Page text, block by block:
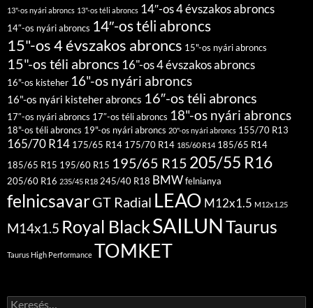
13"-os nyári abroncs 13"-os téli abroncs 14″-os 4 évszakos abroncs
14″-os nyári abroncs 14″-os téli abroncs
15"-os 4 évszakos abroncs 15"-os nyári abroncs
15"-os téli abroncs 16"-os 4 évszakos abroncs
16"-os kisteher 16"-os nyári abroncs
16"-os nyári kisteher abroncs 16″-os téli abroncs
17″-os nyári abroncs 17″-os téli abroncs 18"-os nyári abroncs
18"-os téli abroncs 19"-os nyári abroncs 20"-os nyári abroncs 155/70 R13
165/70 R14 175/65 R14 175/70 R14 185/60 R14 185/65 R14
185/65 R15 195/60 R15 195/65 R15 205/55 R16
205/60 R16 235/45 R18 245/40 R18 BMWfelnianya
felnicsavarGT Radial LEAO M12x1.5 M12x1.25
M14x1.5 Royal BlackSAILUNTaurus
Taurus High Performance TOMKET
Keresés: